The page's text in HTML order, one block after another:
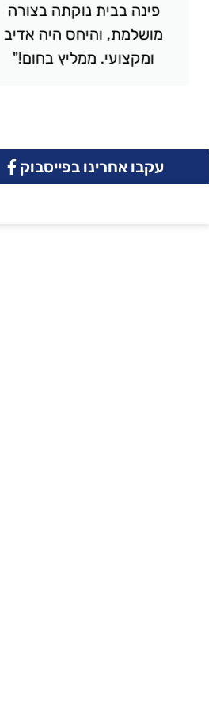
פינה בבית נוקתה בצורה
מושלמת, והיחס היה אדיב
ומקצועי. ממליץ בחום!"
עקבו אחרינו בפייסבוק